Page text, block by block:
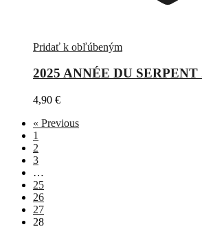
Pridať k obľúbeným
2025 ANNÉE DU SERPENT
4,90 €
« Previous
1
2
3
…
25
26
27
28